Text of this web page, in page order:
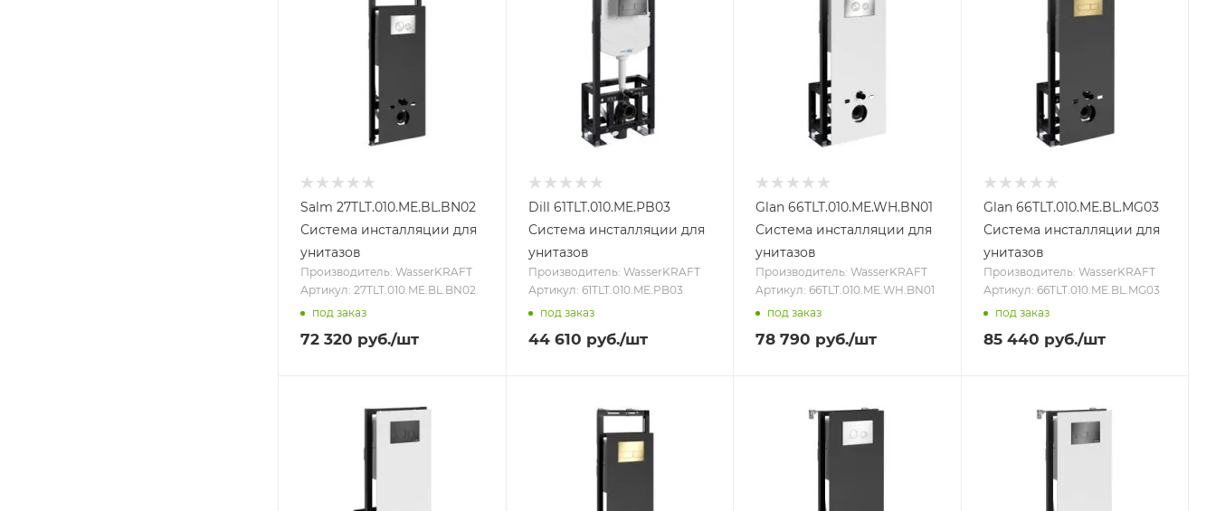
Salm 27TLT.010.ME.BL.BN02
Система инсталляции для
унитазов
Производитель: WasserKRAFT
Артикул: 27TLT.010.ME.BL.BN02
под заказ
72 320 руб./шт
Dill 61TLT.010.ME.PB03
Система инсталляции для
унитазов
Производитель: WasserKRAFT
Артикул: 61TLT.010.ME.PB03
под заказ
44 610 руб./шт
Glan 66TLT.010.ME.WH.BN01
Система инсталляции для
унитазов
Производитель: WasserKRAFT
Артикул: 66TLT.010.ME.WH.BN01
под заказ
78 790 руб./шт
Glan 66TLT.010.ME.BL.MG03
Система инсталляции для
унитазов
Производитель: WasserKRAFT
Артикул: 66TLT.010.ME.BL.MG03
под заказ
85 440 руб./шт